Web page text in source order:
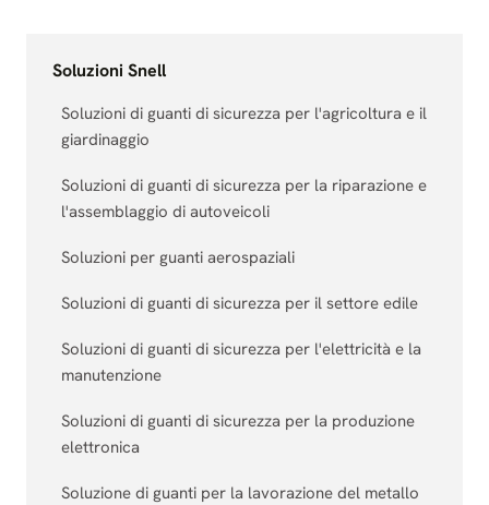
Soluzioni Snell
Soluzioni di guanti di sicurezza per l'agricoltura e il
giardinaggio
Soluzioni di guanti di sicurezza per la riparazione e
l'assemblaggio di autoveicoli
Soluzioni per guanti aerospaziali
Soluzioni di guanti di sicurezza per il settore edile
Soluzioni di guanti di sicurezza per l'elettricità e la
manutenzione
Soluzioni di guanti di sicurezza per la produzione
elettronica
Soluzione di guanti per la lavorazione del metallo